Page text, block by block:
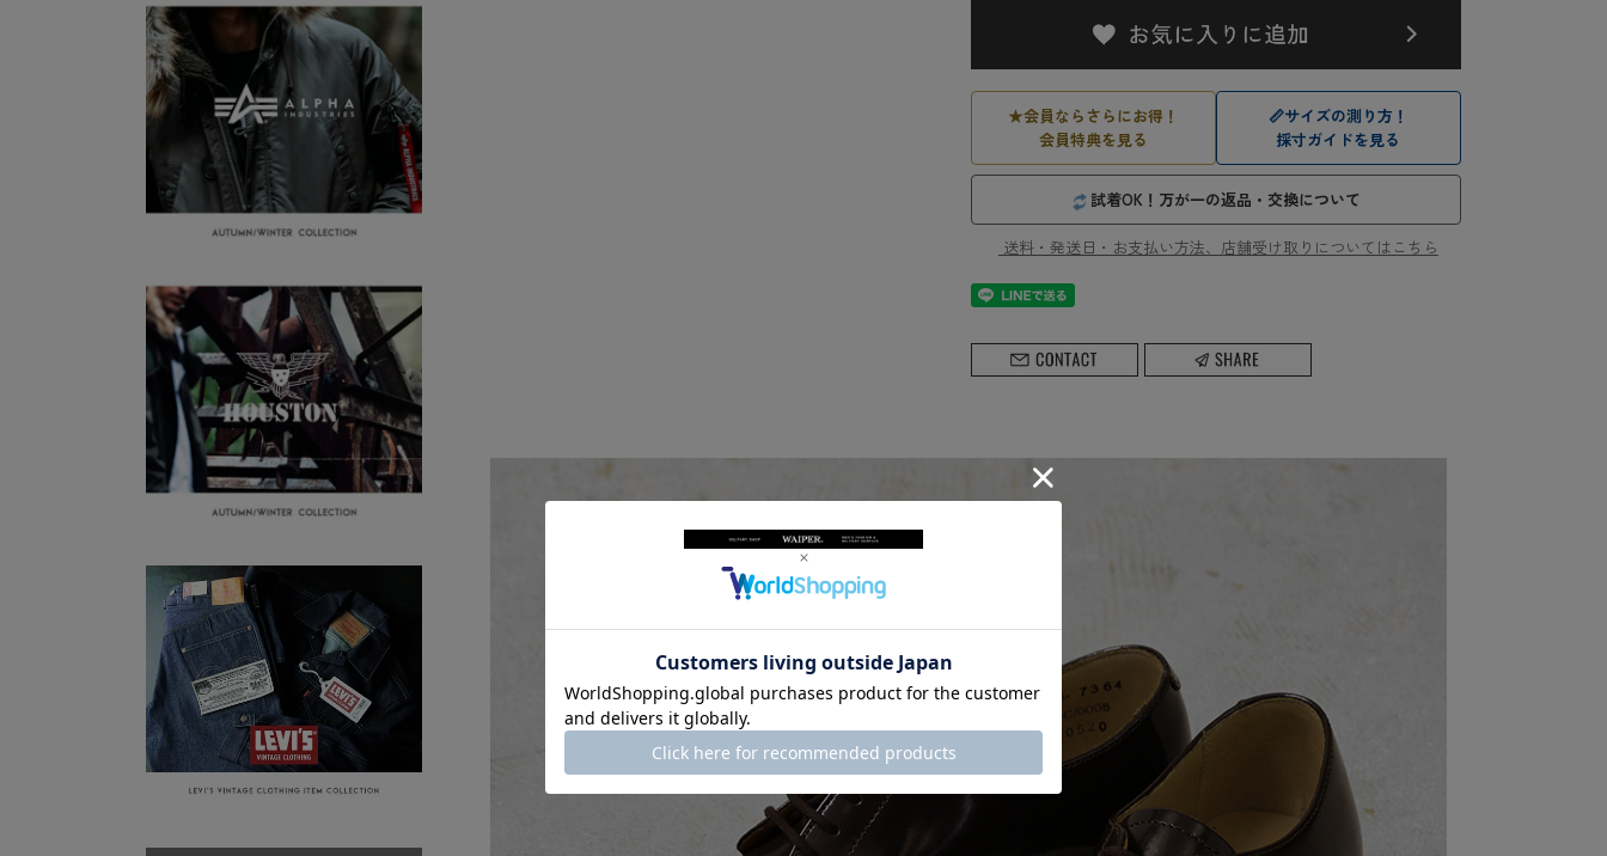
★会員ならさらにお得！
会員特典を見る
📏サイズの測り方！
採寸ガイドを見る
試着OK！万が一の返品・交換について
送料・発送日・お支払い方法、店舗受け取りについてはこちら